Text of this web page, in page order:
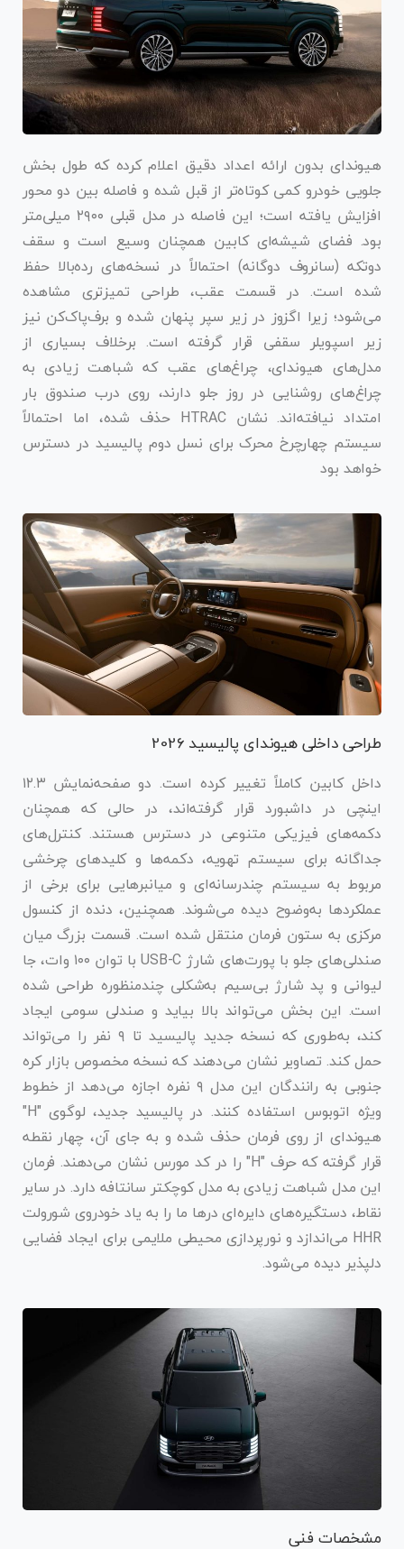
هیوندای بدون ارائه اعداد دقیق اعلام کرده که طول بخش
جلویی خودرو کمی کوتاه‌تر از قبل شده و فاصله بین دو محور
افزایش یافته است؛ این فاصله در مدل قبلی ۲۹۰۰ میلی‌متر
بود. فضای شیشه‌ای کابین همچنان وسیع است و سقف
دو‌تکه (سانروف دوگانه) احتمالاً در نسخه‌های رده‌بالا حفظ
شده است. در قسمت عقب، طراحی تمیزتری مشاهده
می‌شود؛ زیرا اگزوز در زیر سپر پنهان شده و برف‌پاک‌کن نیز
زیر اسپویلر سقفی قرار گرفته است. برخلاف بسیاری از
مدل‌های هیوندای، چراغ‌های عقب که شباهت زیادی به
چراغ‌های روشنایی در روز جلو دارند، روی درب صندوق بار
امتداد نیافته‌اند. نشان HTRAC حذف شده، اما احتمالاً
سیستم چهارچرخ محرک برای نسل دوم پالیسید در دسترس
خواهد بود
طراحی داخلی هیوندای پالیسید 2026
داخل کابین کاملاً تغییر کرده است. دو صفحه‌نمایش ۱۲.۳
اینچی در داشبورد قرار گرفته‌اند، در حالی که همچنان
دکمه‌های فیزیکی متنوعی در دسترس هستند. کنترل‌های
جداگانه برای سیستم تهویه، دکمه‌ها و کلیدهای چرخشی
مربوط به سیستم چندرسانه‌ای و میانبرهایی برای برخی از
عملکردها به‌وضوح دیده می‌شوند. همچنین، دنده از کنسول
مرکزی به ستون فرمان منتقل شده است. قسمت بزرگ میان
صندلی‌های جلو با پورت‌های شارژ USB-C با توان ۱۰۰ وات، جا
لیوانی و پد شارژ بی‌سیم به‌شکلی چندمنظوره طراحی شده
است. این بخش می‌تواند بالا بیاید و صندلی سومی ایجاد
کند، به‌طوری که نسخه جدید پالیسید تا ۹ نفر را می‌تواند
حمل کند. تصاویر نشان می‌دهند که نسخه مخصوص بازار کره
جنوبی به رانندگان این مدل ۹ نفره اجازه می‌دهد از خطوط
ویژه اتوبوس استفاده کنند. در پالیسید جدید، لوگوی "H"
هیوندای از روی فرمان حذف شده و به جای آن، چهار نقطه
قرار گرفته که حرف "H" را در کد مورس نشان می‌دهند. فرمان
این مدل شباهت زیادی به مدل کوچکتر سانتافه دارد. در سایر
نقاط، دستگیره‌های دایره‌ای درها ما را به یاد خودروی شورولت
HHR می‌اندازد و نورپردازی محیطی ملایمی برای ایجاد فضایی
دلپذیر دیده می‌شود.
مشخصات فنی